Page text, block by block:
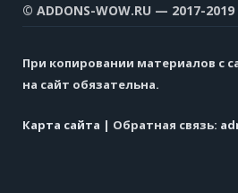
© ADDONS-WOW.RU — 2017-2019
При копировании материалов с
на сайт обязательна.
Карта сайта | Обратная связь: